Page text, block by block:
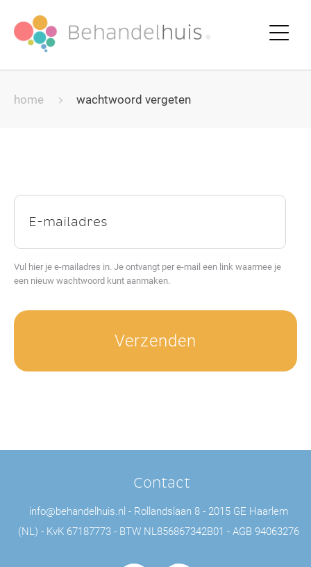
home wachtwoord vergeten
mailadres *
Vul hier je e-mailadres in. Je ontvangt per e-mail een link waarmee je
een nieuw wachtwoord kunt aanmaken.
Contact
info@behandelhuis.nl Rollandslaan 8
2015 GE Haarlem
(NL)
KvK 67187773 BTW NL856867342B01 AGB 94063276